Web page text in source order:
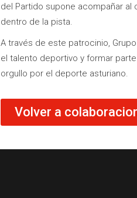
del Partido supone acompañar
dentro de la pista.
A través de este patrocinio,
el talento deportivo y formar
orgullo por el deporte asturiano.
Volver a